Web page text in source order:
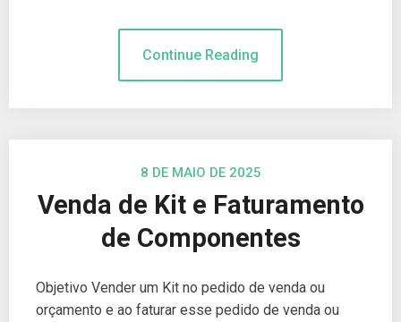
Continue Reading
8 DE MAIO DE 2025
Venda de Kit e Faturamento
de Componentes
Objetivo Vender um Kit no pedido de venda ou
orçamento e ao faturar esse pedido de venda ou